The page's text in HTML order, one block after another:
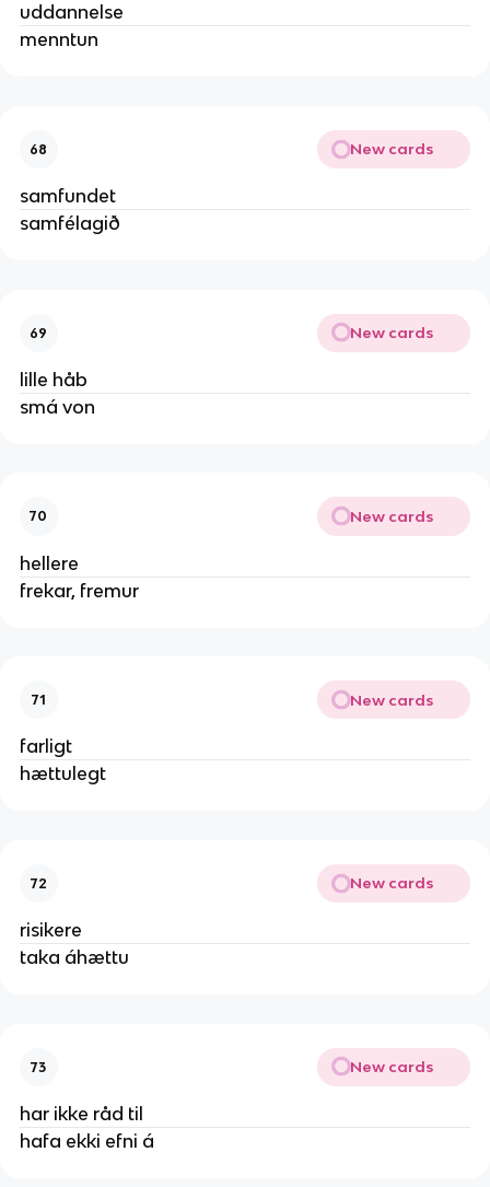
uddannelse
menntun
68 New cards
samfundet
samfélagið
69 New cards
lille håb
smá von
70 New cards
hellere
frekar, fremur
71 New cards
farligt
hættulegt
72 New cards
risikere
taka áhættu
73 New cards
har ikke råd til
hafa ekki efni á